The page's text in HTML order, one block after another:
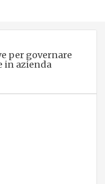
per governare
in azienda